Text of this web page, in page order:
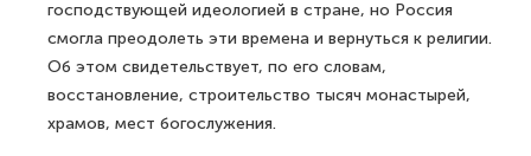
господствующей идеологией в стране, но Россия
смогла преодолеть эти времена и вернуться к религии.
Об этом свидетельствует, по его словам,
восстановление, строительство тысяч монастырей,
храмов, мест богослужения.